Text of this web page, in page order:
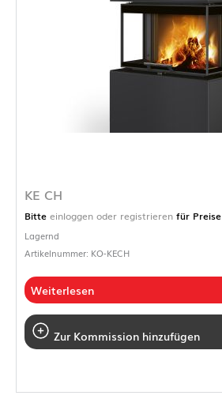
KE CH
Bitte einloggen oder registrieren für Preise
Lagernd
Artikelnummer: KO-KECH
Weiterlesen
Zur Kommission hinzufügen